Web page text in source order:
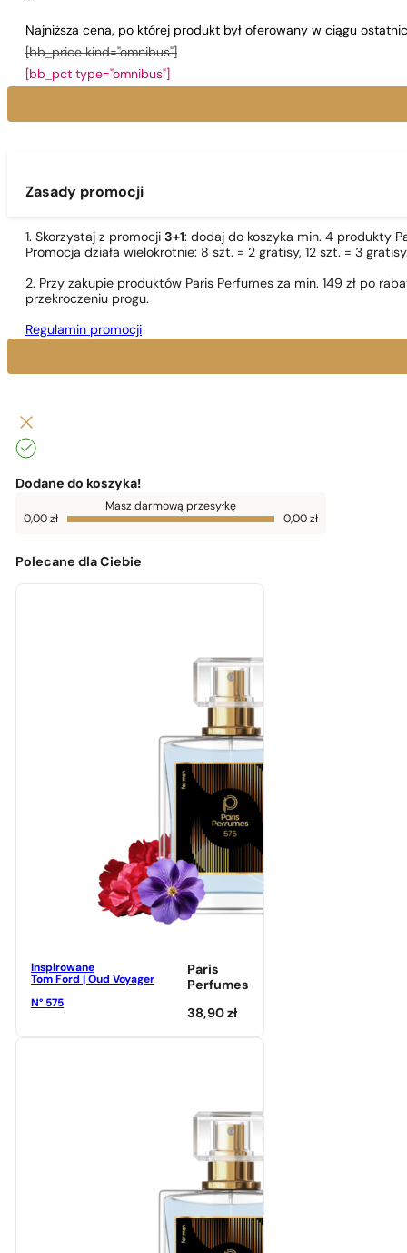
Najniższa cena, po której produkt był oferowany w ciągu
[bb_price kind="omnibus"]
[bb_pct type="omnibus"]
Zasady promocji
1. Skorzystaj z promocji 3+1: dodaj do koszyka min. 4 produkty
Promocja działa wielokrotnie: 8 szt. = 2 gratisy, 12 szt. = 3
2. Przy zakupie produktów Paris Perfumes za min. 149 zł po
przekroczeniu progu.
Regulamin promocji
Dodane do koszyka!
Do
darmowej
0,00 zł
Masz darmową przesyłkę
0,00zł 0,00 zł
Polecane dla Ciebie
Inspirowane
Tom Ford | Oud Voyager
N° 575
Paris
Perfumes
38,90zł